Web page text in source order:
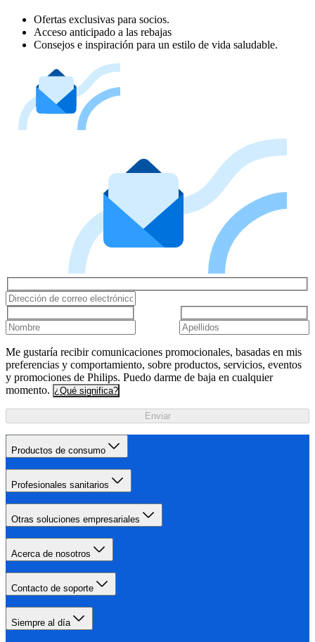
Ofertas exclusivas para socios.
Acceso anticipado a las rebajas
Consejos e inspiración para un estilo de vida saludable.
Me gustaría recibir comunicaciones promocionales, basadas en mis
preferencias y comportamiento, sobre productos, servicios, eventos
y promociones de Philips. Puedo darme de baja en cualquier
momento. ¿Qué significa?
Enviar
Productos de consumo
Profesionales sanitarios
Otras soluciones empresariales
Acerca de nosotros
Contacto de soporte
Siempre al día